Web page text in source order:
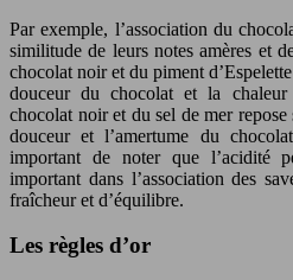
Par exemple, l’association du
similitude de leurs notes amères et
chocolat noir et du piment
douceur du chocolat et la chaleur
chocolat noir et du sel de mer
douceur et l’amertume du
important de noter que l’acidité
important dans l’association des
fraîcheur et d’équilibre.
Les règles d’or